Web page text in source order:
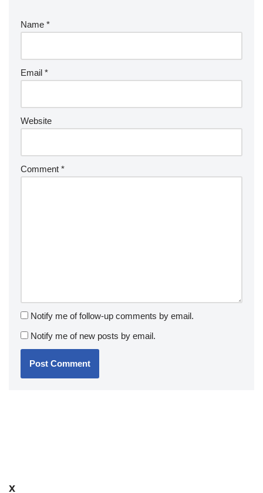
Name *
Email *
Website
Comment *
Notify me of follow-up comments by email.
Notify me of new posts by email.
x